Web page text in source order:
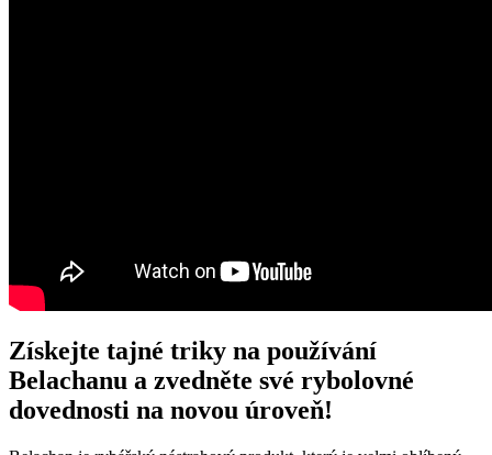
Získejte tajné⁢ triky na používání
Belachanu a zvedněte⁣ své rybolovné
dovednosti na novou úroveň!